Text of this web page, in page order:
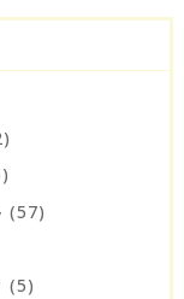
(57)
(5)